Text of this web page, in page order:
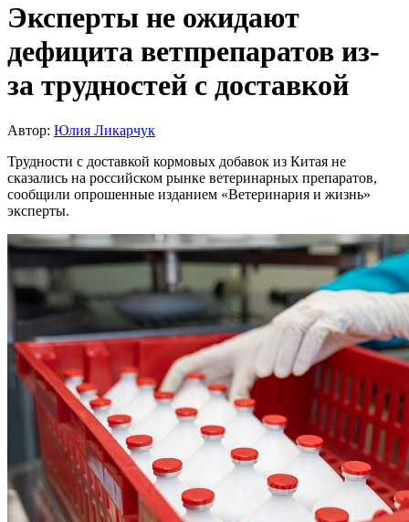
Эксперты не ожидают
дефицита ветпрепаратов из-
за трудностей с доставкой
Автор: Юлия Ликарчук
Трудности с доставкой кормовых добавок из Китая не
сказались на российском рынке ветеринарных препаратов,
сообщили опрошенные изданием «Ветеринария и жизнь»
эксперты.